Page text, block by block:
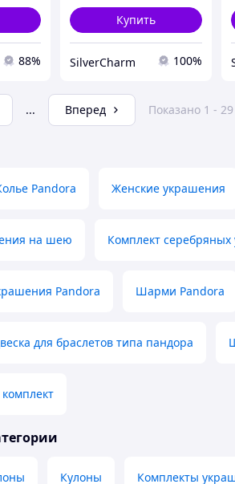
88%
Купить
SilverCharm 100%
... Вперед Показано 1 -
Pandora Женские украшения
на шею Комплект
Pandora Шарми Pandora
для браслетов типа пандора
Кулоны Комплекты